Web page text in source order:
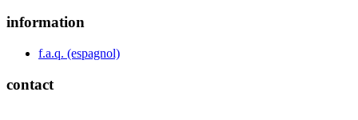
information
f.a.q. (espagnol)
contact